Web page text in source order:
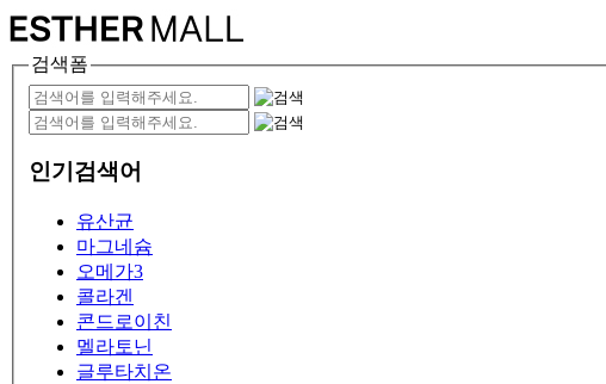
검색폼
인기검색어
유산균
마그네슘
오메가3
콜라겐
콘드로이친
멜라토닌
글루타치온